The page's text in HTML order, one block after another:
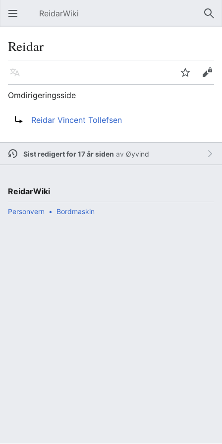
Åpne hovedmenyen ReidarWiki Søk
Reidar
Språk Overvåk
Rediger
Omdirigeringsside
Reidar Vincent Tollefsen
Sist redigert for 17 år siden av Øyvind
ReidarWiki
Personvern Bordmaskin